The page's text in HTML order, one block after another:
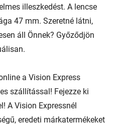
illeszkedést. A lencse
47 mm. Szeretné látni,
áll Önnek? Győződjön
a Vision Express
szállítással! Fejezze ki
A Vision Expressnél
eredeti márkatermékeket